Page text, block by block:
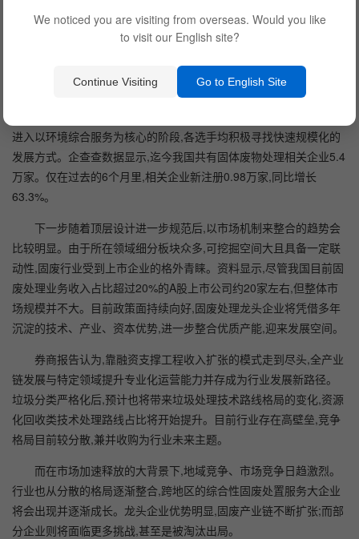
复制、可推广的“无废城市”试点示范模式,也将进一步催生万亿级固
面临新机遇,积极扩产拓能成为企业常态。这期间,新固废法的出
台为行业带来机会的同时,对各种固废处置的三化要求、固废处置的
进入以环境综合服务为核心的阶段,各选手均积极寻找快速规模化的
发展方式。企查查数据显示,迄今我国共有固体废物处理相关企业5.4
万家。仅在过去的6个月里,相关企业新注册0.98万家,同比增长
63.3%。
下一步随着顶层设计进一步规范后,以市场机制来整合的趋势会
比较明显。由于所在领域细分板块众多,可挖掘空间大且具备一定联
动性,固废行业受到上市企业的格外青睐。资料显示,尽管我国目前固
废处理业务收入占比超过20%的A股上市公司约20家左右,但整体市
场规模并不大。目前政策面持续向好,固废处理龙头企业将凭借多年
沉淀的技术、产业、资本优势,进一步整合优质产能,迎来发展空间。
券商报告认为,靠融资支撑工程收入扩张的模式走到尽头,全产业
链发展与特定领域提升专业化运营能力并存成为行业发展新路径。
垃圾分类严格化后,预计也将带来垃圾处理技术路线格局的变化,资源
化回收类技术处理路线占比将开始提升。目前行业存在高壁垒,竞争
格局目前较分散,兼并收购为行业未来主题。
而在市场加速释放的大背景下,地域竞争、市场竞争日趋激烈。
行业也从分散的格局逐渐整合,跨地区的综合性固废处置服务大企业
将会出现并逐渐成长。龙头企业优势明显,固废产业链不断扩张;而部
分企业则将面临更多挑战,甚至是被淘汰出局。
We noticed you are visiting from overseas. Would you like
to visit our English site?
Continue Visiting Go to English Site